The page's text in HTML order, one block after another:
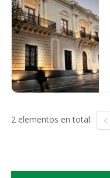
2 elementos en total: